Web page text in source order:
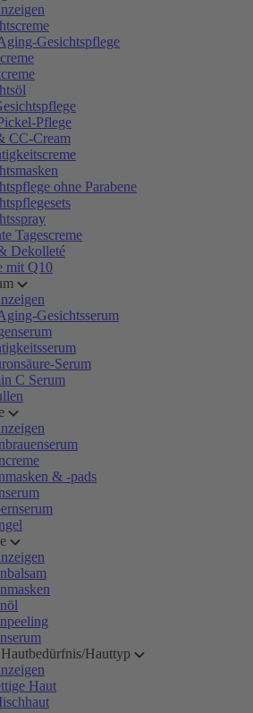
Gesichtspflege
Pflege
CC-Cream
ohne Parabene
Tagescreme
Dekolleté
mit Q10
Gesichtsserum
Serum
C Serum
& -pads
Hauttyp
Haut